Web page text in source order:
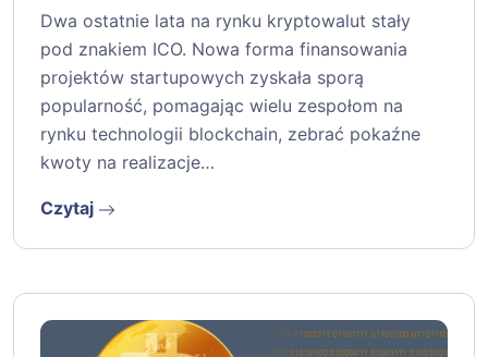
Dwa ostatnie lata na rynku kryptowalut stały
pod znakiem ICO. Nowa forma finansowania
projektów startupowych zyskała sporą
popularność, pomagając wielu zespołom na
rynku technologii blockchain, zebrać pokaźne
kwoty na realizacje…
Czytaj